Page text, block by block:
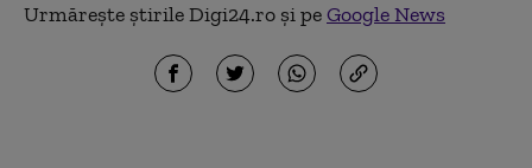
Urmărește știrile Digi24.ro și peGoogle News